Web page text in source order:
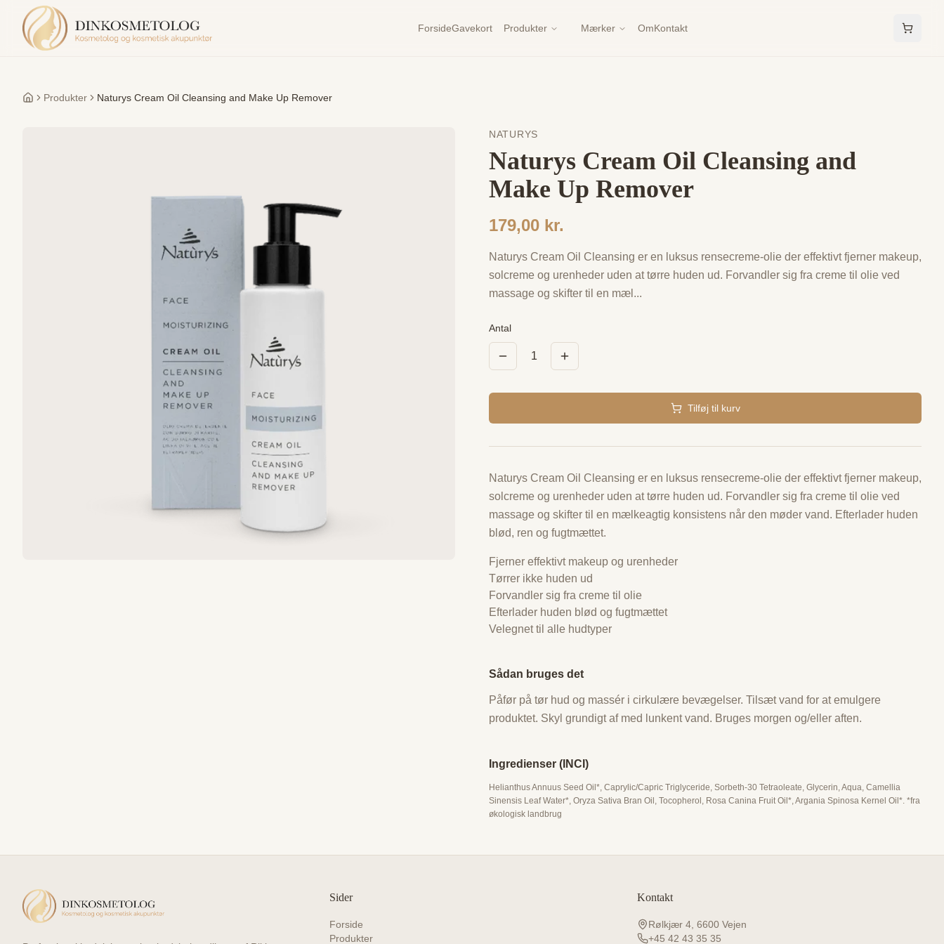
ForsideGavekort Produkter Mærker OmKontakt
Forside
Produkter Naturys Cream Oil Cleansing and Make Up Remover
NATURYS
Naturys Cream Oil Cleansing and
Make Up Remover
179,00 kr.
Naturys Cream Oil Cleansing er en luksus rensecreme-olie der effektivt fjerner makeup,
solcreme og urenheder uden at tørre huden ud. Forvandler sig fra creme til olie ved
massage og skifter til en mæl ...
Antal
1
Tilføj til kurv
Naturys Cream Oil Cleansing er en luksus rensecreme-olie der effektivt fjerner makeup,
solcreme og urenheder uden at tørre huden ud. Forvandler sig fra creme til olie ved
massage og skifter til en mælkeagtig konsistens når den møder vand. Efterlader huden
blød, ren og fugtmættet.
Fjerner effektivt makeup og urenheder
Tørrer ikke huden ud
Forvandler sig fra creme til olie
Efterlader huden blød og fugtmættet
Velegnet til alle hudtyper
Sådan bruges det
Påfør på tør hud og massér i cirkulære bevægelser. Tilsæt vand for at emulgere
produktet. Skyl grundigt af med lunkent vand. Bruges morgen og/eller aften.
Ingredienser (INCI)
Helianthus Annuus Seed Oil*, Caprylic/Capric Triglyceride, Sorbeth-30 Tetraoleate, Glycerin, Aqua, Camellia
Sinensis Leaf Water*, Oryza Sativa Bran Oil, Tocopherol, Rosa Canina Fruit Oil*, Argania Spinosa Kernel Oil*. *fra
økologisk landbrug
Sider
Forside
Produkter
Kontakt
Rølkjær 4, 6600 Vejen
+45 42 43 35 35